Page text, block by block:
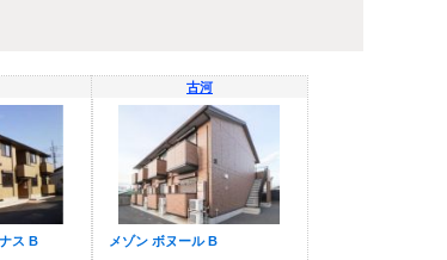
ス B
古河
メゾン ボヌール B